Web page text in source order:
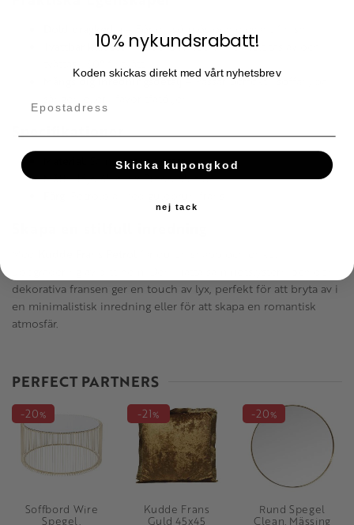
Tvättbar klädsel – Kuddfodralet kan enkelt tas av och
Mångsidig inredningsdetalj– Passar perfekt i soffan, på
Specifikationer
Sammetspolyester
Mått:Höjd 45 cm x Bredd 45 cm
dekorativa fransen ger en touch av lyx, perfekt för att bryta av i
en minimalistisk inredning eller för att skapa en romantisk
atmosfär.
PERFECT PARTNERS
Soffbord Wire
Spegel,
20%
Kudde Frans
Guld 45x45
21%
Rund Spegel
Clean, Mässing
20%
10% nykundsrabatt!
Koden skickas direkt med vårt nyhetsbrev
Skicka kupongkod
nej tack